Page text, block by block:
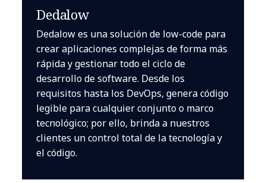
Dedalow
Dedalow es una solución de low-code para
crear aplicaciones complejas de forma más
rápida y gestionar todo el ciclo de
desarrollo de software. Desde los
requisitos hasta los DevOps, genera código
legible para cualquier conjunto o marco
tecnológico; por ello, brinda a nuestros
clientes un control total de la tecnología y
el código.